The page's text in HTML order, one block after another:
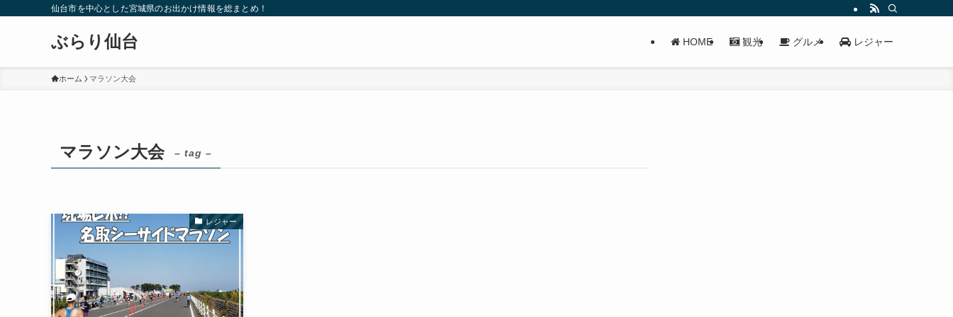
仙台市を中心とした宮城県のお出かけ情報を総まとめ！
ぶらり仙台 HOME 観光 グルメ レジャー
ホーム マラソン大会
マラソン大会 – tag –
レジャー